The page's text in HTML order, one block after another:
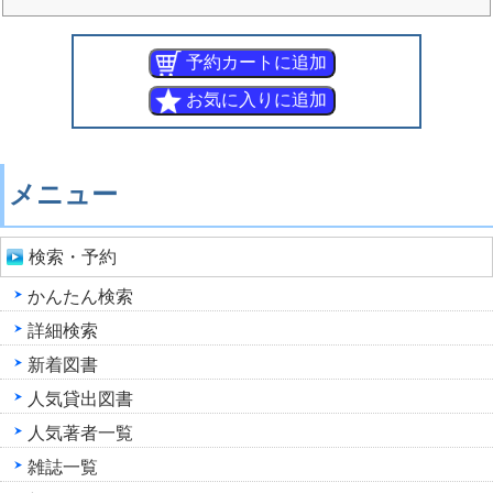
メニュー
検索・予約
かんたん検索
詳細検索
新着図書
人気貸出図書
人気著者一覧
雑誌一覧